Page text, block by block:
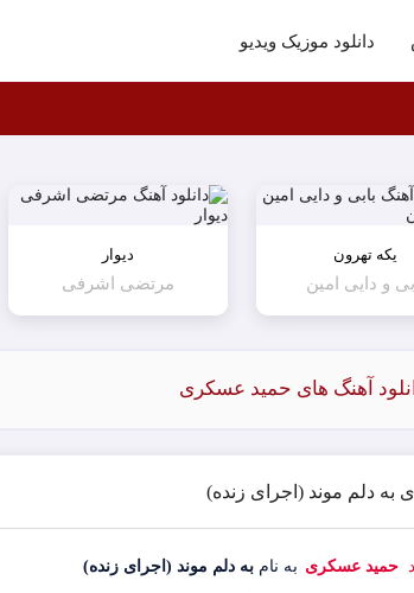
دانلود موزیک ویدیو
یکه تهرون
و دایی امین
دیوار
مرتضی اشرفی
آهنگ های حمید عسکری
به دلم موند (اجرای زنده)
حمید عسکری به نامبه دلم موند (اجرای زنده)